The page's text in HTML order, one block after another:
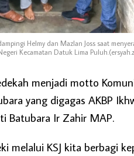
Helmy dan Mazlan Joss saat
Kecamatan Datuk Lima
menjadi motto
yang digagas AKBP
Batubara Ir Zahir MAP.
melalui KSJ kita berbagi